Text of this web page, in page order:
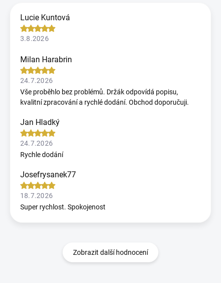
Lucie Kuntová
3.8.2026
Milan Harabrin
24.7.2026
Vše proběhlo bez problémů. Držák odpovídá popisu,
kvalitní zpracování a rychlé dodání. Obchod doporučuji.
Jan Hladký
24.7.2026
Rychle dodání
Josefrysanek77
18.7.2026
Super rychlost. Spokojenost
Zobrazit další hodnocení